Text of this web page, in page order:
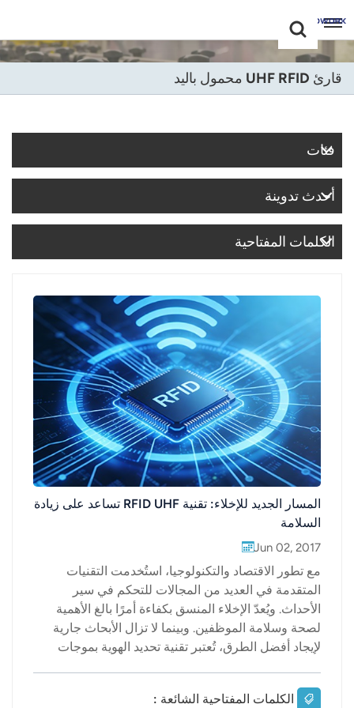
+86 -18681515767
English
Français
Deutsch
Italiano
Português
Nederland
عربي
日语
한국어
Türk
Polski
แบบไทย
Indonesia
قارئ UHF RFID محمول باليد
فئات
أحدث تدوينة
الكلمات المفتاحية
المسار الجديد للإخلاء: تقنية RFID UHF تساعد على زيادة
السلامة
Jun 02, 2017
مع تطور الاقتصاد والتكنولوجيا، استُخدمت التقنيات
المتقدمة في العديد من المجالات للتحكم في سير
الأحداث. ويُعدّ الإخلاء المنسق بكفاءة أمرًا بالغ الأهمية
لصحة وسلامة الموظفين. وبينما لا تزال الأبحاث جارية
لإيجاد أفضل الطرق، تُعتبر تقنية تحديد الهوية بموجات
جديدًا لإجلاء العمال من المناطق الخطرة. في الوقت
الحاضر، ونظرًا لعدم دقة العدّ اليدوي، تواجه العديد من
الكلمات المفتاحية الشائعة :